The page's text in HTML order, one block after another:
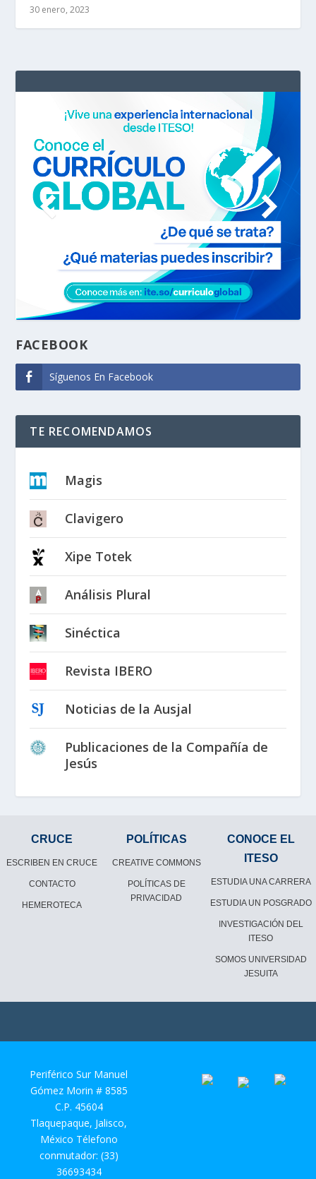
30 enero, 2023
FACEBOOK
Síguenos En Facebook
TE RECOMENDAMOS
Magis
Clavigero
Xipe Totek
Análisis Plural
Sinéctica
Revista IBERO
Noticias de la Ausjal
Publicaciones de la Compañía de
Jesús
CRUCE
ESCRIBEN EN CRUCE
CONTACTO
HEMEROTECA
POLÍTICAS
CREATIVE COMMONS
POLÍTICAS DE
PRIVACIDAD
CONOCE EL
ITESO
ESTUDIA UNA CARRERA
ESTUDIA UN POSGRADO
INVESTIGACIÓN DEL
ITESO
SOMOS UNIVERSIDAD
JESUITA
Periférico Sur Manuel
Gómez Morin # 8585
C.P. 45604
Tlaquepaque, Jalisco,
México Télefono
conmutador: (33)
36693434